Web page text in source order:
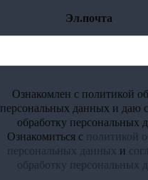
Эл.почта
Ознакомлен с политикой
персональных данных и даю
обработку персональных
Ознакомиться с политикой
персональных данных и
обработку персональных